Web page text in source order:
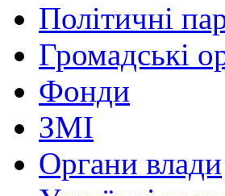
Політичні
Громадські
Фонди
ЗМІ
Органи влади